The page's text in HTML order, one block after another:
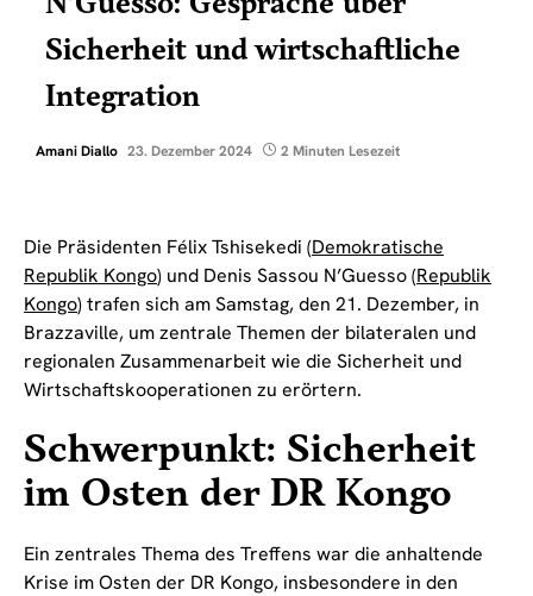
Sicherheit und wirtschaftliche
Integration
Amani Diallo 23. Dezember 2024 2 Minuten Lesezeit
Die Präsidenten Félix Tshisekedi (Demokratische
Republik Kongo) und Denis Sassou N’Guesso (Republik
Kongo) trafen sich am Samstag, den 21. Dezember, in
Brazzaville, um zentrale Themen der bilateralen und
regionalen Zusammenarbeit wie die Sicherheit und
Wirtschaftskooperationen zu erörtern.
Schwerpunkt: Sicherheit
im Osten der DR Kongo
Ein zentrales Thema des Treffens war die anhaltende
Krise im Osten der DR Kongo, insbesondere in den